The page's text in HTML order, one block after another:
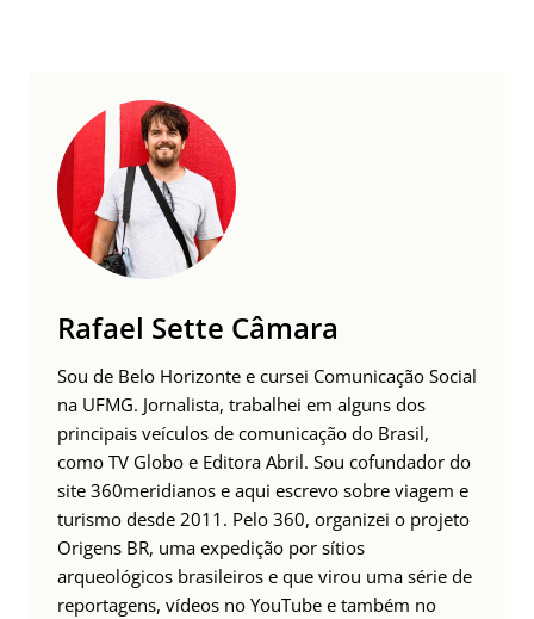
Rafael Sette Câmara
Sou de Belo Horizonte e cursei Comunicação Social
na UFMG. Jornalista, trabalhei em alguns dos
principais veículos de comunicação do Brasil,
como TV Globo e Editora Abril. Sou cofundador do
site 360meridianos e aqui escrevo sobre viagem e
turismo desde 2011. Pelo 360, organizei o projeto
Origens BR, uma expedição por sítios
arqueológicos brasileiros e que virou uma série de
reportagens, vídeos no YouTube e também no